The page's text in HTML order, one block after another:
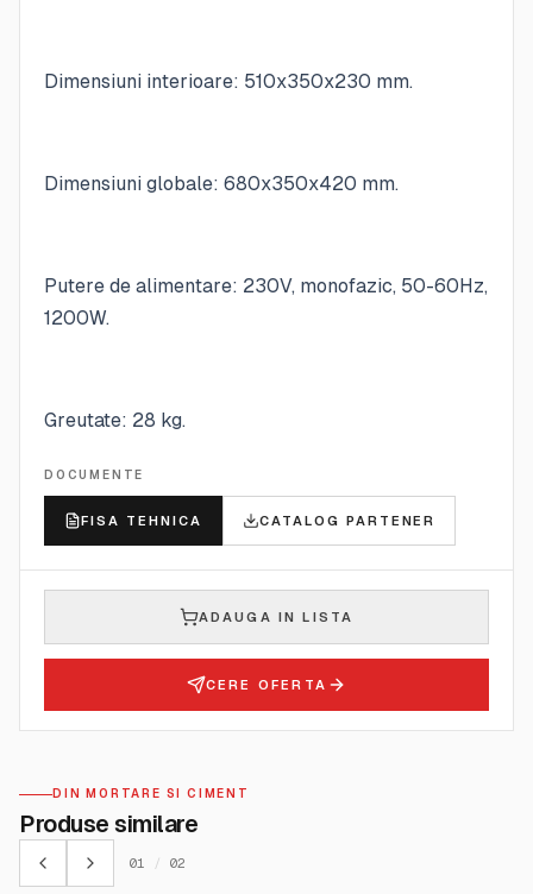
Dimensiuni interioare: 510x350x230 mm.
Dimensiuni globale: 680x350x420 mm.
Putere de alimentare: 230V, monofazic, 50-60Hz,
1200W.
Greutate: 28 kg.
DOCUMENTE
FISA TEHNICA CATALOG PARTENER
ADAUGA IN LISTA
CERE OFERTA
DIN MORTARE SI CIMENT
Produse similare
01 / 02